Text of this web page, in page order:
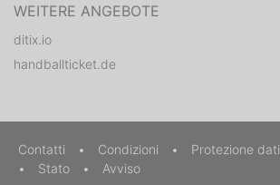
WEITERE ANGEBOTE
ditix.io
handballticket.de
Contatti • Condizioni •
Protezione dati
•
Stato • Avviso